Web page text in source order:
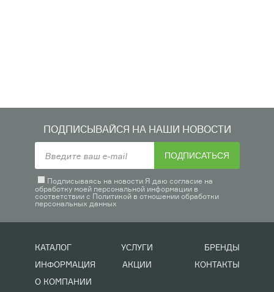
ПОДПИСЫВАЙСЯ НА НАШИ НОВОСТИ
ПОДПИСАТЬСЯ
Подписываясь на новости Я даю согласие на
обработку моей персональной информации в
соответствии с Политикой в отношении обработки
персональных данных
КАТАЛОГ УСЛУГИ
БРЕНДЫ
ИНФОРМАЦИЯ
АКЦИИ
КОНТАКТЫ
О КОМПАНИИ